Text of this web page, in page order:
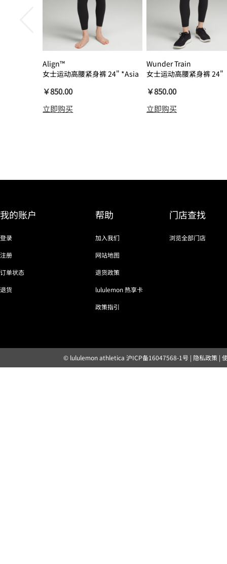
Align™
女士运动高腰紧身裤 24" *Asia
￥850.00
立即购买
Wunder Train
女士运动高腰紧身裤 24"
￥850.00
立即购买
我的账户
登录
注册
订单状态
退货
帮助
加入我们
网站地图
退货政策
lululemon 热享卡
政策指引
门店查找
浏览全部门店
© lululemon athletica 沪ICP备16047568-1号 | 隐私政策|